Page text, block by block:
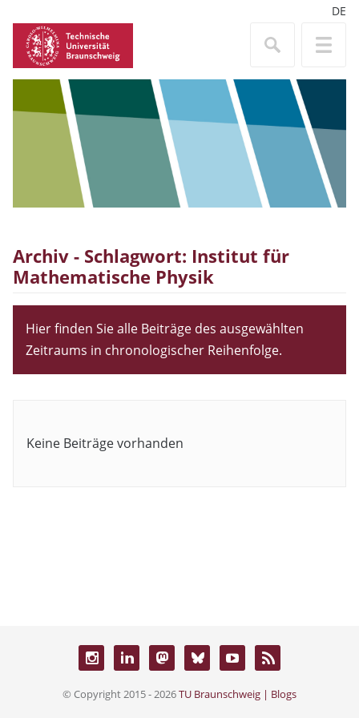
DE
Archiv - Schlagwort: Institut für
Mathematische Physik
Hier finden Sie alle Beiträge des ausgewählten
Zeitraums in chronologischer Reihenfolge.
Keine Beiträge vorhanden
© Copyright 2015 - 2026TU Braunschweig | Blogs